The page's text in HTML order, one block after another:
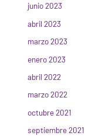
junio 2023
abril 2023
marzo 2023
enero 2023
abril 2022
marzo 2022
octubre 2021
septiembre 2021